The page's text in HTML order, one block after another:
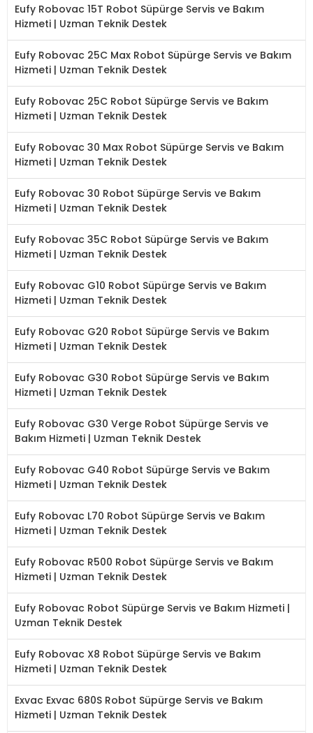
Eufy Robovac 15T Robot Süpürge Servis ve Bakım
Hizmeti | Uzman Teknik Destek
Eufy Robovac 25C Max Robot Süpürge Servis ve Bakım
Hizmeti | Uzman Teknik Destek
Eufy Robovac 25C Robot Süpürge Servis ve Bakım
Hizmeti | Uzman Teknik Destek
Eufy Robovac 30 Max Robot Süpürge Servis ve Bakım
Hizmeti | Uzman Teknik Destek
Eufy Robovac 30 Robot Süpürge Servis ve Bakım
Hizmeti | Uzman Teknik Destek
Eufy Robovac 35C Robot Süpürge Servis ve Bakım
Hizmeti | Uzman Teknik Destek
Eufy Robovac G10 Robot Süpürge Servis ve Bakım
Hizmeti | Uzman Teknik Destek
Eufy Robovac G20 Robot Süpürge Servis ve Bakım
Hizmeti | Uzman Teknik Destek
Eufy Robovac G30 Robot Süpürge Servis ve Bakım
Hizmeti | Uzman Teknik Destek
Eufy Robovac G30 Verge Robot Süpürge Servis ve
Bakım Hizmeti | Uzman Teknik Destek
Eufy Robovac G40 Robot Süpürge Servis ve Bakım
Hizmeti | Uzman Teknik Destek
Eufy Robovac L70 Robot Süpürge Servis ve Bakım
Hizmeti | Uzman Teknik Destek
Eufy Robovac R500 Robot Süpürge Servis ve Bakım
Hizmeti | Uzman Teknik Destek
Eufy Robovac Robot Süpürge Servis ve Bakım Hizmeti |
Uzman Teknik Destek
Eufy Robovac X8 Robot Süpürge Servis ve Bakım
Hizmeti | Uzman Teknik Destek
Exvac Exvac 680S Robot Süpürge Servis ve Bakım
Hizmeti | Uzman Teknik Destek